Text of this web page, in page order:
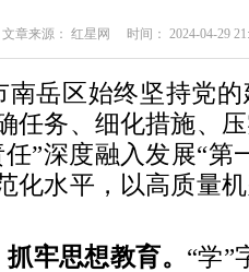
文章来源： 红星网 时间： 2024-04-29
南岳区始终坚持党
任务、细化措施、
”深度融入发展“第
化水平，以高质量
牢思想教育。 “学”